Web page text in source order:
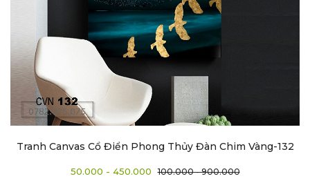
Tranh Canvas Cổ Điển Phong Thủy Đàn Chim Vàng-132
50.000 - 450.000 100.000 - 900.000